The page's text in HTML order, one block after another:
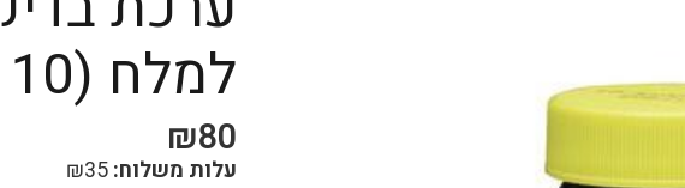
למלח (10 יח')
₪80
עלות משלוח: ₪35